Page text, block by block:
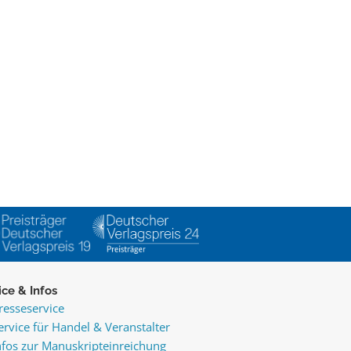
& Infos
für Handel & Veranstalter
zur Manuskripteinreichung